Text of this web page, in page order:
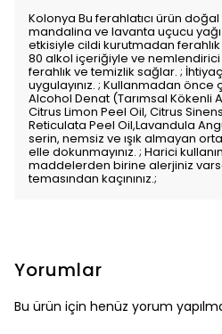
Kolonya Bu ferahlatıcı ürün
mandalina ve lavanta uçucu
etkisiyle cildi kurutmadan
80 alkol içeriğiyle ve
ferahlık ve temizlik sağlar. ;
uygulayınız. ; Kullanmadan önce
Alcohol Denat (Tarımsal Kökenli
Citrus Limon Peel Oil, Citrus
Reticulata Peel Oil,Lavandula
serin, nemsiz ve ışık almayan
elle dokunmayınız. ; Harici
maddelerden birine alerjiniz
temasından kaçınınız.;
Yorumlar
Bu ürün için henüz yorum